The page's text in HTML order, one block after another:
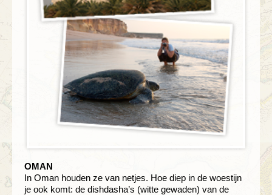
OMAN
In Oman houden ze van netjes. Hoe diep in de woestijn
je ook komt: de dishdasha’s (witte gewaden) van de